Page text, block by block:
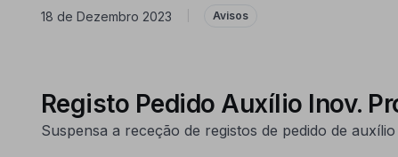
18 de Dezembro 2023 Avisos
Registo Pedido Auxílio Inov.
Suspensa a receção de registos de pedido de